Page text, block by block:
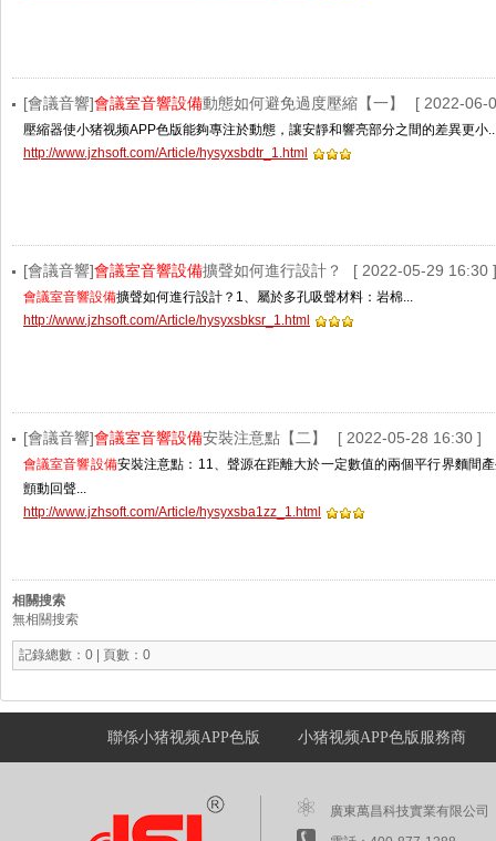
[會議音響]會議室音響設備動態如何避免過度壓縮【一】 [ 2022-06-
壓縮器使小猪视频APP色版能夠專注於動態，讓安靜和響亮部分之間的差異更小
http://www.jzhsoft.com/Article/hysyxsbdtr_1.html
[會議音響]會議室音響設備擴聲如何進行設計？ [ 2022-05-29 16:30 ]
會議室音響設備擴聲如何進行設計？1、屬於多孔吸聲材料：岩棉...
http://www.jzhsoft.com/Article/hysyxsbksr_1.html
[會議音響]會議室音響設備安裝注意點【二】 [ 2022-05-28 16:30 ]
會議室音響設備安裝注意點：11、聲源在距離大於一定數值的兩個平行界麵間
顫動回聲...
http://www.jzhsoft.com/Article/hysyxsba1zz_1.html
相關搜索
無相關搜索
記錄總數：0 | 頁數：0
聯係小猪视频APP色版 小猪视频APP色版服務商
廣東萬昌科技實業有限公